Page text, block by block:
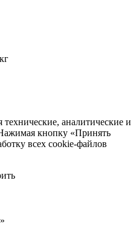
кг
аналитические и
кнопку «Принять
всех cookie-файлов